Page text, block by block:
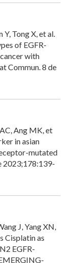
Y, Tong X, et al.
of EGFR-
with
Commun. 8 de
AC, Ang MK, et
in asian
mutated
2023;178:139-
J, Yang XN,
Cisplatin as
EGFR-